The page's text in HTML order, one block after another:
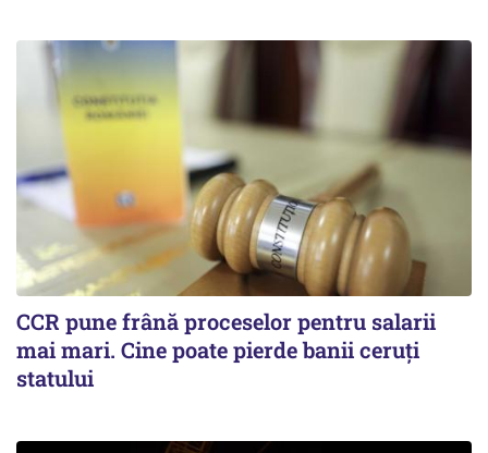
CCR pune frână proceselor pentru salarii
mai mari. Cine poate pierde banii ceruți
statului